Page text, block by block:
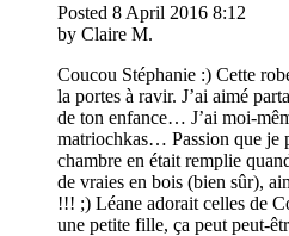
Posted 8 April 2016 8:12
by Claire M.
Coucou Stéphanie :) Cette
la portes à ravir. J’ai aimé
de ton enfance… J’ai moi-
matriochkas… Passion que je
chambre en était remplie
de vraies en bois (bien sûr),
!!! ;) Léane adorait celles de
une petite fille, ça peut peut-